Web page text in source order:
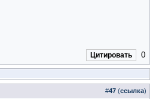
Цитировать 0
#47 (ссылка)